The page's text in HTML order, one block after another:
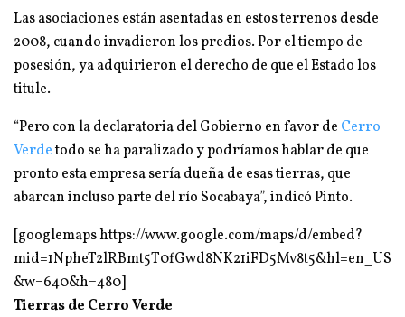
Las asociaciones están asentadas en estos terrenos desde
2008, cuando invadieron los predios. Por el tiempo de
posesión, ya adquirieron el derecho de que el Estado los
titule.
“Pero con la declaratoria del Gobierno en favor de Cerro
Verdetodo se ha paralizado y podríamos hablar de que
pronto esta empresa sería dueña de esas tierras, que
abarcan incluso parte del río Socabaya”, indicó Pinto.
[googlemaps https://www.google.com/maps/d/embed?
mid=1NpheT2lRBmt5T0fGwd8NK21iFD5Mv8t5&hl=en_US
&w=640&h=480]
Tierras de Cerro Verde